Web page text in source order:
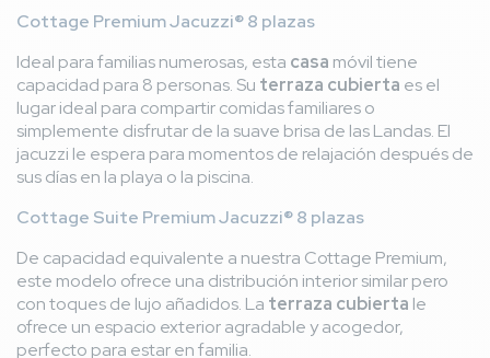
Cottage Premium Jacuzzi® 8 plazas
Ideal para familias numerosas, esta casa móvil tiene
capacidad para 8 personas. Su terraza cubierta es el
lugar ideal para compartir comidas familiares o
simplemente disfrutar de la suave brisa de las Landas. El
jacuzzi le espera para momentos de relajación después de
sus días en la playa o la piscina.
Cottage Suite Premium Jacuzzi® 8 plazas
De capacidad equivalente a nuestra Cottage Premium,
este modelo ofrece una distribución interior similar pero
con toques de lujo añadidos. La terraza cubierta le
ofrece un espacio exterior agradable y acogedor,
perfecto para estar en familia.